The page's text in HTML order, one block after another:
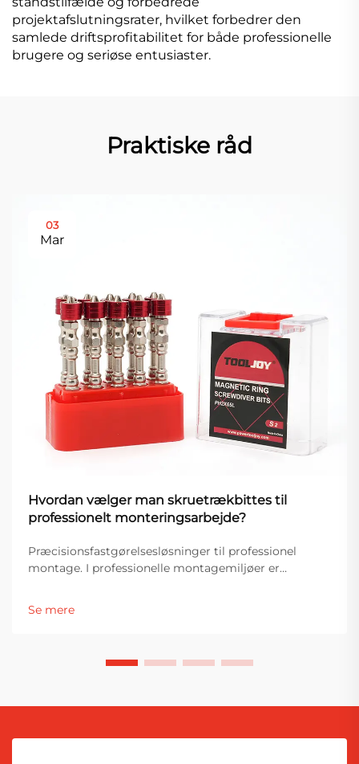
projektafslutningsrater, hvilket forbedrer den
samlede driftsprofitabilitet for både professionelle
brugere og seriøse entusiaster.
Praktiske råd
03
Mar
Hvordan vælger man skruetrækbittes til
professionelt monteringsarbejde?
Præcisionsfastgørelsesløsninger til professionel
montage. I professionelle montagemiljøer er
essentielle komponenter i fastgørelsessystemer er
Se mere